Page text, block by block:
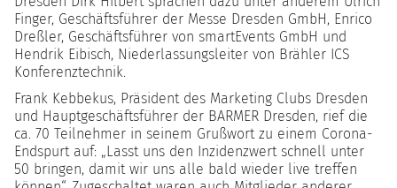
Finger, Geschäftsführer der Messe Dresden GmbH, Enrico
Dreßler, Geschäftsführer von smartEvents GmbH und
Hendrik Eibisch, Niederlassungsleiter von Brähler ICS
Konferenztechnik.
Frank Kebbekus, Präsident des Marketing Clubs Dresden
und Hauptgeschäftsführer der BARMER Dresden, rief die
ca. 70 Teilnehmer in seinem Grußwort zu einem Corona-
Endspurt auf: „Lasst uns den Inzidenzwert schnell unter
50 bringen, damit wir uns alle bald wieder live treffen